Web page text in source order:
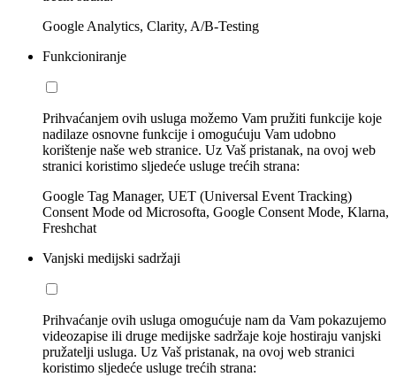
Google Analytics, Clarity, A/B-Testing
Funkcioniranje
Prihvaćanjem ovih usluga možemo Vam pružiti funkcije koje
nadilaze osnovne funkcije i omogućuju Vam udobno
korištenje naše web stranice. Uz Vaš pristanak, na ovoj web
stranici koristimo sljedeće usluge trećih strana:
Google Tag Manager, UET (Universal Event Tracking)
Consent Mode od Microsofta, Google Consent Mode, Klarna,
Freshchat
Vanjski medijski sadržaji
Prihvaćanje ovih usluga omogućuje nam da Vam pokazujemo
videozapise ili druge medijske sadržaje koje hostiraju vanjski
pružatelji usluga. Uz Vaš pristanak, na ovoj web stranici
koristimo sljedeće usluge trećih strana: